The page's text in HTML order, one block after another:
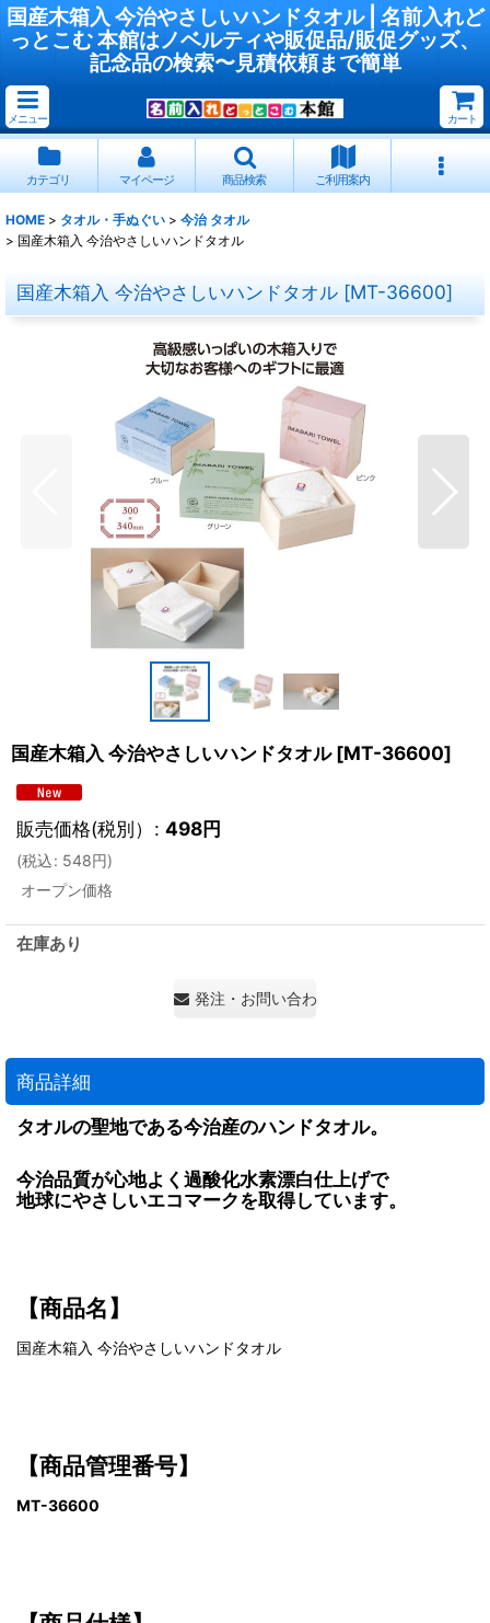
国産木箱入 今治やさしいハンドタオル | 名前入れど
っとこむ 本館はノベルティや販促品/販促グッズ、
記念品の検索〜見積依頼まで簡単
メニュー カート
カテゴリ マイページ 商品検索 ご利用案内
HOME > タオル・手ぬぐい > 今治 タオル
> 国産木箱入 今治やさしいハンドタオル
国産木箱入 今治やさしいハンドタオル [MT-36600]
国産木箱入 今治やさしいハンドタオル [MT-36600]
販売価格(税別） : 498円
(税込: 548円)
オープン価格
在庫あり
発注・お問い合わせ・見積もり依頼
商品詳細
タオルの聖地である今治産のハンドタオル。
今治品質が心地よく過酸化水素漂白仕上げで
地球にやさしいエコマークを取得しています。
【商品名】
国産木箱入 今治やさしいハンドタオル
【商品管理番号】
MT-36600